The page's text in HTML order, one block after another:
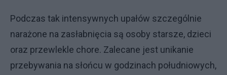
Podczas tak intensywnych upałów szczególnie
narażone na zasłabnięcia są osoby starsze, dzieci
oraz przewlekle chore. Zalecane jest unikanie
przebywania na słońcu w godzinach południowych,